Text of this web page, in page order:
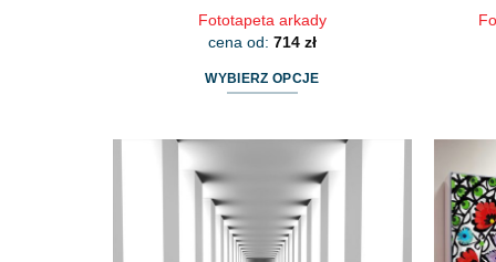
Fototapeta arkady
cena od: 714 zł
WYBIERZ OPCJE
wiele
wariantów.
Opcje